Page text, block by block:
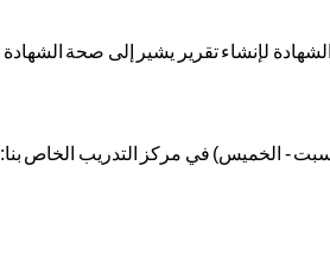
الشهادة لإنشاءتقرير يشير إلى صحة الشهادة
- الخميس) في مركز التدريب الخاص بنا: